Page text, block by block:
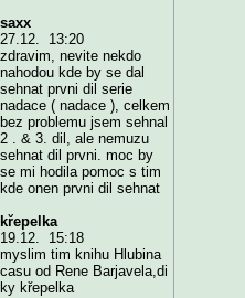
saxx
27.12. 13:20
zdravim, nevite nekdo
nahodou kde by se dal
sehnat prvni dil serie
nadace ( nadace ), celkem
bez problemu jsem sehnal
2 . & 3. dil, ale nemuzu
sehnat dil prvni. moc by
se mi hodila pomoc s tim
kde onen prvni dil sehnat
křepelka
19.12. 15:18
myslim tim knihu Hlubina
casu od Rene Barjavela,di
ky křepelka